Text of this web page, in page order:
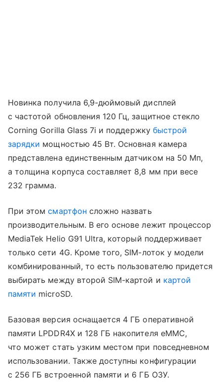
Новинка получила 6,9-дюймовый дисплей
с частотой обновления 120 Гц, защитное стекло
Corning Gorilla Glass 7i и поддержку быстрой
зарядки мощностью 45 Вт. Основная камера
представлена единственным датчиком на 50 Мп,
а толщина корпуса составляет 8,8 мм при весе
232 грамма.
При этомсмартфон сложно назвать
производительным. В его основе лежит процессор
MediaTek Helio G91 Ultra, который поддерживает
только сети 4G. Кроме того, SIM-лоток у модели
комбинированный, то есть пользователю придется
выбирать между второй SIM-картой и картой
памяти microSD.
Базовая версия оснащается 4 ГБ оперативной
памяти LPDDR4X и 128 ГБ накопителя eMMC,
что может стать узким местом при повседневном
использовании. Также доступны конфигурации
с 256 ГБ встроенной памяти и 6 ГБ ОЗУ.